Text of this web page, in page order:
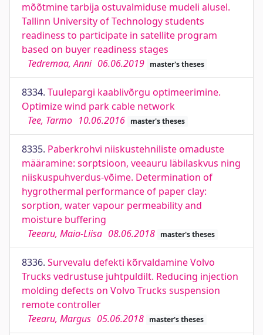
mõõtmine tarbija ostuvalmiduse mudeli alusel.
Tallinn University of Technology students
readiness to participate in satellite program
based on buyer readiness stages
Tedremaa, Anni 06.06.2019 master's theses
8334. Tuulepargi kaablivõrgu optimeerimine.
Optimize wind park cable network
Tee, Tarmo 10.06.2016 master's theses
8335. Paberkrohvi niiskustehniliste omaduste
määramine: sorptsioon, veeauru läbilaskvus ning
niiskuspuhverdus-võime. Determination of
hygrothermal performance of paper clay:
sorption, water vapour permeability and
moisture buffering
Teearu, Maia-Liisa 08.06.2018 master's theses
8336. Survevalu defekti kõrvaldamine Volvo
Trucks vedrustuse juhtpuldilt. Reducing injection
molding defects on Volvo Trucks suspension
remote controller
Teearu, Margus 05.06.2018 master's theses